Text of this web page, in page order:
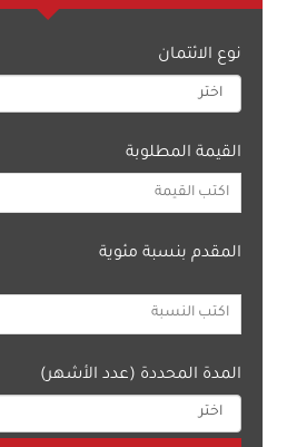
نوع الائتمان
القيمة المطلوبة
المقدم بنسبة مئوية
المدة المحددة (عدد الأشهر)